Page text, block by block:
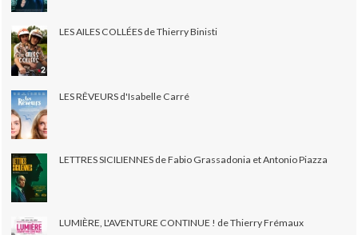
LES AILES COLLÉES de Thierry Binisti
LES RÊVEURS d'Isabelle Carré
LETTRES SICILIENNES de Fabio Grassadonia et Antonio Piazza
LUMIÈRE, L'AVENTURE CONTINUE ! de Thierry Frémaux